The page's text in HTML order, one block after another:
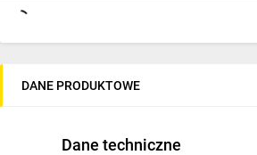
DANE PRODUKTOWE
Dane techniczne